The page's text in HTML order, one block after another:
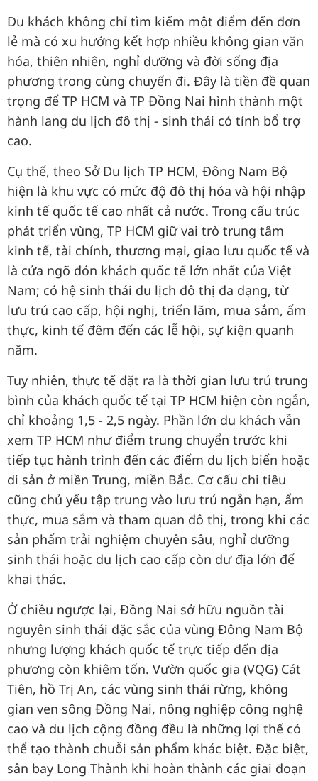
Du khách không chỉ tìm kiếm một điểm đến đơn
lẻ mà có xu hướng kết hợp nhiều không gian văn
hóa, thiên nhiên, nghỉ dưỡng và đời sống địa
phương trong cùng chuyến đi. Đây là tiền đề quan
trọng để TP HCM và TP Đồng Nai hình thành một
hành lang du lịch đô thị - sinh thái có tính bổ trợ
cao.
Cụ thể, theo Sở Du lịch TP HCM, Đông Nam Bộ
hiện là khu vực có mức độ đô thị hóa và hội nhập
kinh tế quốc tế cao nhất cả nước. Trong cấu trúc
phát triển vùng, TP HCM giữ vai trò trung tâm
kinh tế, tài chính, thương mại, giao lưu quốc tế và
là cửa ngõ đón khách quốc tế lớn nhất của Việt
Nam; có hệ sinh thái du lịch đô thị đa dạng, từ
lưu trú cao cấp, hội nghị, triển lãm, mua sắm, ẩm
thực, kinh tế đêm đến các lễ hội, sự kiện quanh
năm.
Tuy nhiên, thực tế đặt ra là thời gian lưu trú trung
bình của khách quốc tế tại TP HCM hiện còn ngắn,
chỉ khoảng 1,5 - 2,5 ngày. Phần lớn du khách vẫn
xem TP HCM như điểm trung chuyển trước khi
tiếp tục hành trình đến các điểm du lịch biển hoặc
di sản ở miền Trung, miền Bắc. Cơ cấu chi tiêu
cũng chủ yếu tập trung vào lưu trú ngắn hạn, ẩm
thực, mua sắm và tham quan đô thị, trong khi các
sản phẩm trải nghiệm chuyên sâu, nghỉ dưỡng
sinh thái hoặc du lịch cao cấp còn dư địa lớn để
khai thác.
Ở chiều ngược lại, Đồng Nai sở hữu nguồn tài
nguyên sinh thái đặc sắc của vùng Đông Nam Bộ
nhưng lượng khách quốc tế trực tiếp đến địa
phương còn khiêm tốn. Vườn quốc gia (VQG) Cát
Tiên, hồ Trị An, các vùng sinh thái rừng, không
gian ven sông Đồng Nai, nông nghiệp công nghệ
cao và du lịch cộng đồng đều là những lợi thế có
thể tạo thành chuỗi sản phẩm khác biệt. Đặc biệt,
sân bay Long Thành khi hoàn thành các giai đoạn